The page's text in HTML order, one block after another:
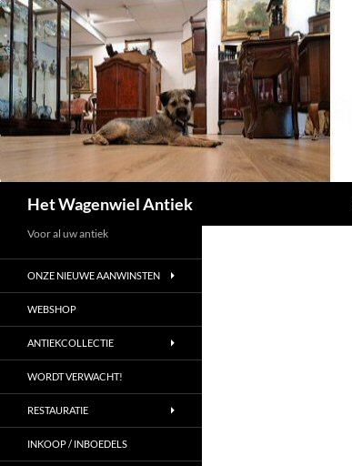
Het Wagenwiel Antiek
Voor al uw antiek
ONZE NIEUWE AANWINSTEN
WEBSHOP
ANTIEKCOLLECTIE
WORDT VERWACHT!
RESTAURATIE
INKOOP / INBOEDELS